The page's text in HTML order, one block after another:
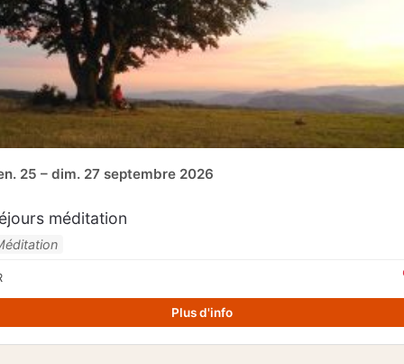
25 – dim. 27 septembre 2026
méditation
Plus d'info